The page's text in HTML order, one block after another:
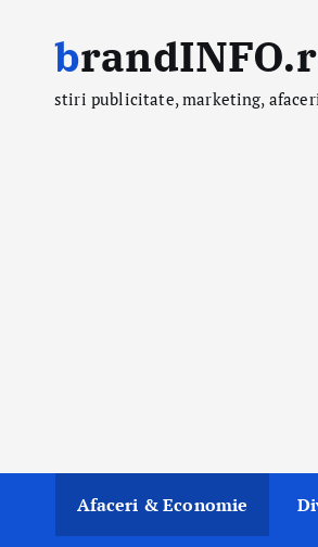
stiri publicitate, marketing,
Afaceri & Economie